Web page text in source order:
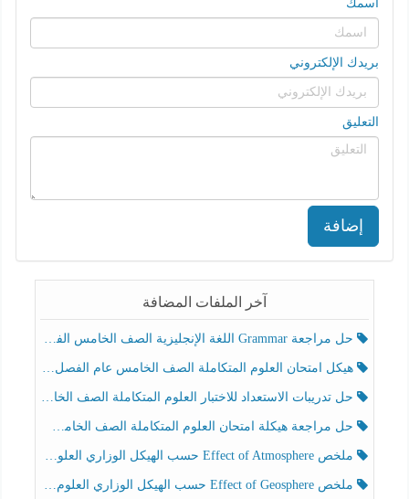
اسمك
بريدك الإلكتروني
التعليق
إضافة
آخر الملفات المضافة
حل مراجعة Grammar اللغة الإنجليزية الصف الخامس الفصل الثالث
هيكل امتحان العلوم المتكاملة الصف الخامس عام الفصل الدراسي الثالث 2025-2026
حل تدريبات الاستعداد للاختبار العلوم المتكاملة الصف الخامس عام الفصل الثالث
حل مراجعة هيكلة امتحان العلوم المتكاملة الصف الخامس انسبير الفصل الثالث
ملخص Effect of Atmosphere حسب الهيكل الوزاري العلوم المتكاملة الصف الخامس انسبير الفصل الثالث
ملخص Effect of Geosphere حسب الهيكل الوزاري العلوم المتكاملة الصف الخامس انسبير الفصل الثالث